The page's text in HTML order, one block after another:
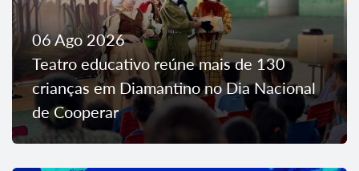
06 Ago 2026
Teatro educativo reúne mais de 130
crianças em Diamantino no Dia Nacional
de Cooperar